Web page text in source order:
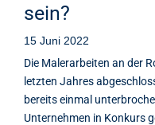
sein?
15 Juni 2022
Die Malerarbeiten an der
letzten Jahres
bereits einmal
Unternehmen in Konkurs